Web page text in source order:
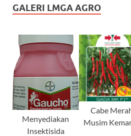
GALERI LMGA AGRO
Menyediakan
Insektisida
Cabe
Musim